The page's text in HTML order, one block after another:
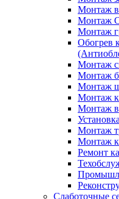
Монтаж
Монтаж
Монтаж
Обогрев
Монтаж
Монтаж
Монтаж
Монтаж
Монтаж
Монтаж
Монтаж
Ремонт
Слаботочные